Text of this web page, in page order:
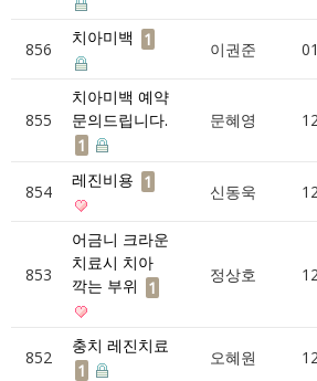
856
치아미백 1 이권준
855
치아미백 예약
문의드립니다.
1
문혜영
854
레진비용 1 신동욱
853
어금니 크라운
치료시 치아
깍는 부위
1
정상호
852
충치 레진치료
1
오혜원